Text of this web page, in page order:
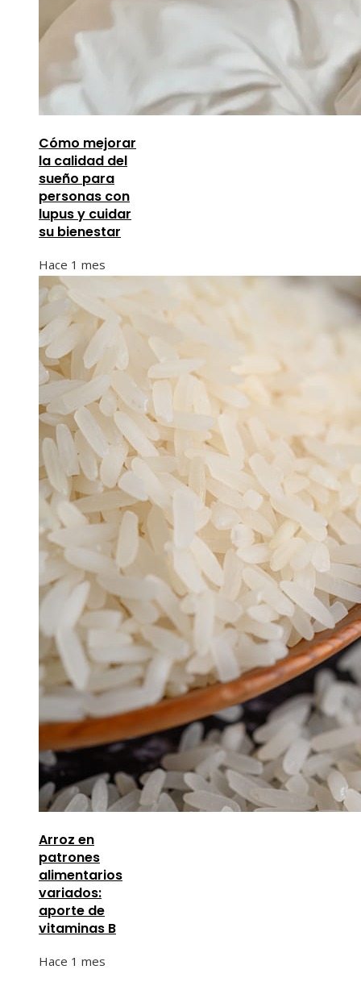
Cómo mejorar
la calidad del
sueño para
personas con
lupus y cuidar
su bienestar
Hace 1 mes
Arroz en
patrones
alimentarios
variados:
aporte de
vitaminas B
Hace 1 mes